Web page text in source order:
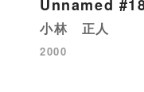
Unnamed
小林 正人
2000